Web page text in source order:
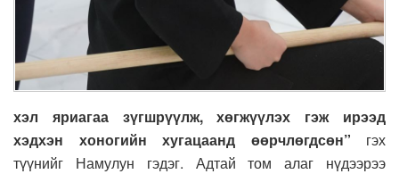
хэл яриагаа зүгшрүүлж, хөгжүүлэх гэж ирээд
хэдхэн хоногийн хугацаанд өөрчлөгдсөн” гэх
түүнийг Намулун гэдэг. Адтай том алаг нүдээрээ